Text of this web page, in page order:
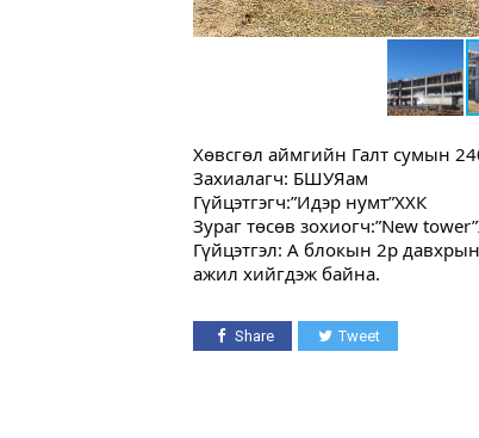
Хөвсгөл аймгийн Галт сумын
Захиалагч: БШУЯам
Гүйцэтгэгч:”Идэр нумт”ХХК
Зураг төсөв зохиогч:”New
Гүйцэтгэл: А блокын 2р
ажил хийгдэж байна.
Share Tweet